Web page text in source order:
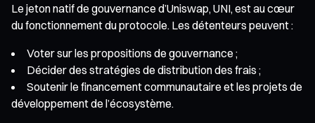
Le jeton natif de gouvernance d’Uniswap, UNI, est au cœur
du fonctionnement du protocole. Les détenteurs peuvent :
Voter sur les propositions de gouvernance ;
Décider des stratégies de distribution des frais ;
Soutenir le financement communautaire et les projets de
développement de l’écosystème.